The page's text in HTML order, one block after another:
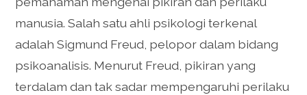
manusia. Salah satu ahli psikologi terkenal
adalah Sigmund Freud, pelopor dalam bidang
psikoanalisis. Menurut Freud, pikiran yang
terdalam dan tak sadar mempengaruhi perilaku